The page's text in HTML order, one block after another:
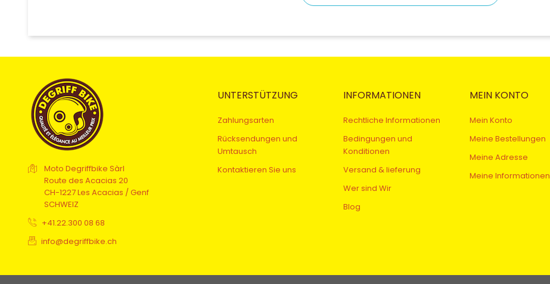
Moto Degriffbike Sàrl
Route des Acacias 20
CH-1227 Les Acacias / Genf
SCHWEIZ
+41.22.300 08 68
info@degriffbike.ch
UNTERSTÜTZUNG
Zahlungsarten
Rücksendungen und
Umtausch
Kontaktieren Sie uns
INFORMATIONEN
Rechtliche Informationen
Bedingungen und
Konditionen
Versand & lieferung
Wer sind Wir
Blog
MEIN KONTO
Mein Konto
Meine Bestellungen
Meine Adresse
Meine Informationen